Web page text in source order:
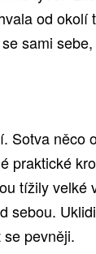
od okolí
sami
Sotva něco
praktické
tížily velké
sebou.
pevněji.